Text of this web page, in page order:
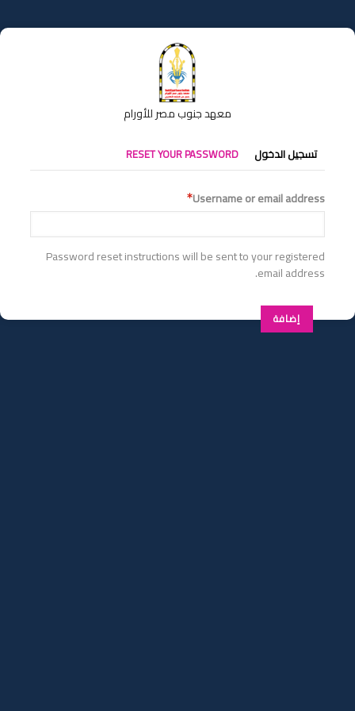
إلى
المحتوى
معهد جنوب مصر للأورام
التبويبات
الأساسية
تسجيل الدخول RESET YOUR PASSWORD
Username or email address
Password reset instructions will be sent to your registered
email address.